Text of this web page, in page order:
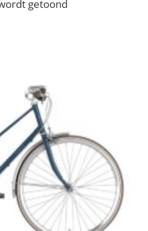
getoond